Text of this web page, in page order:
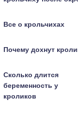
Все о крольчихах
Почему дохнут
Сколько длится
беременность у
кроликов